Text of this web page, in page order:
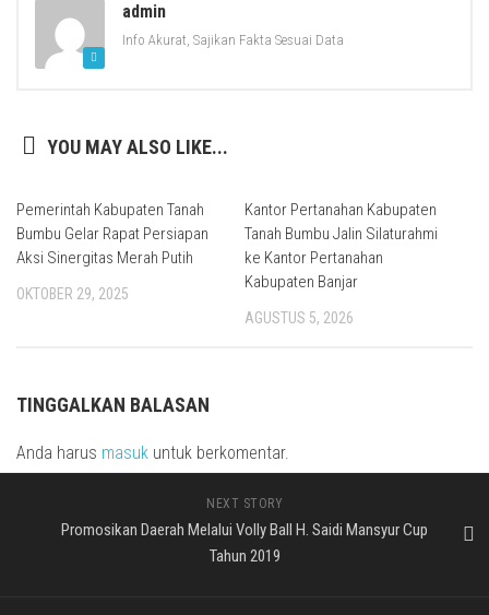
admin
Info Akurat, Sajikan Fakta Sesuai Data
YOU MAY ALSO LIKE...
Pemerintah Kabupaten Tanah
Bumbu Gelar Rapat Persiapan
Aksi Sinergitas Merah Putih
OKTOBER 29, 2025
Kantor Pertanahan Kabupaten
Tanah Bumbu Jalin Silaturahmi
ke Kantor Pertanahan
Kabupaten Banjar
AGUSTUS 5, 2026
TINGGALKAN BALASAN
Anda harus masuk untuk berkomentar.
NEXT STORY
Promosikan Daerah Melalui Volly Ball H. Saidi Mansyur Cup
Tahun 2019